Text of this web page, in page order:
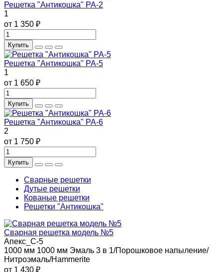
Решетка "Антикошка" РА-2
1
от 1 350 ₽
Купить
Решетка "Антикошка" РА-5
1
от 1 650 ₽
Купить
Решетка "Антикошка" РА-6
2
от 1 750 ₽
Купить
Сварные решетки
Дутые решетки
Кованые решетки
Решетки "Антикошка"
Сварная решетка модель №5
Апекс_С-5
1000 мм 1000 мм Эмаль 3 в 1/Порошковое напыление/
Нитроэмаль/Hammerite
от 1 430 ₽